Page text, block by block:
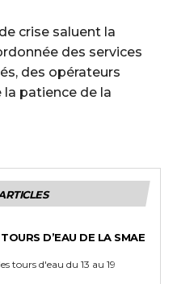
crise saluent la
des services
des opérateurs
la patience de la
D’EAU DE LA SMAE
tours d'eau du 13 au 19